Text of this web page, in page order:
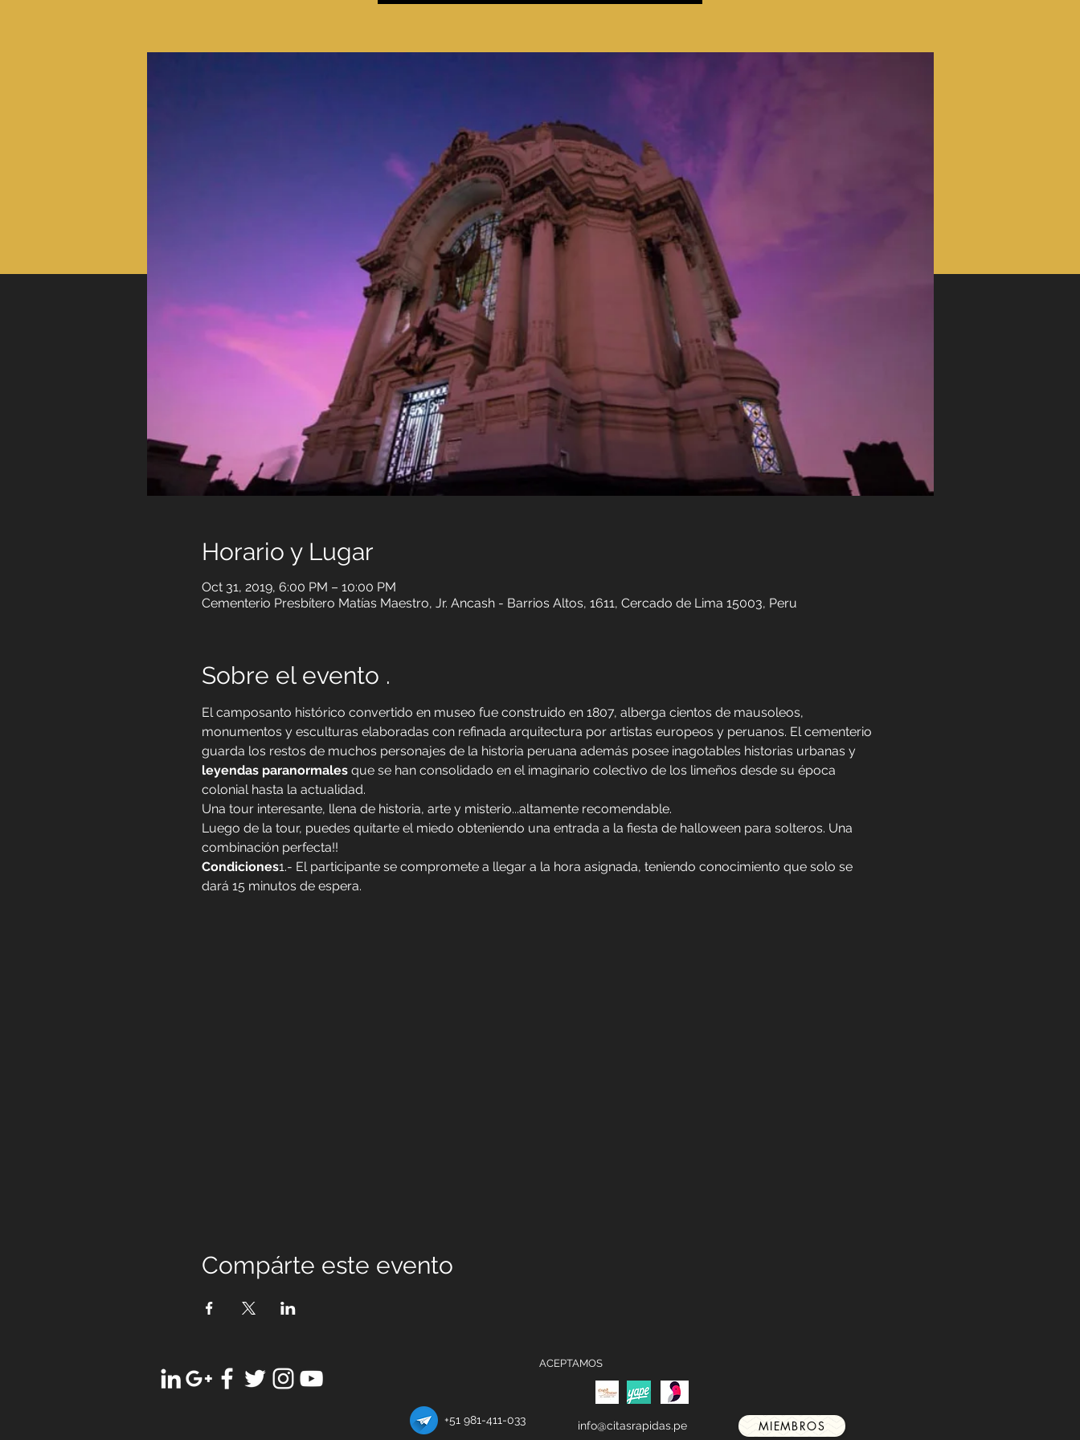
Horario y Lugar
Oct 31, 2019, 6:00 PM – 10:00 PM
Cementerio Presbítero Matías Maestro, Jr. Ancash - Barrios Altos, 1611, Cercado de Lima 15003, Peru
Sobre el evento .
El camposanto histórico convertido en museo fue construido en 1807, alberga cientos de mausoleos,
monumentos y esculturas elaboradas con refinada arquitectura por artistas europeos y peruanos. El cementerio
guarda los restos de muchos personajes de la historia peruana además posee inagotables historias urbanas y
leyendas paranormales que se han consolidado en el imaginario colectivo de los limeños desde su época
colonial hasta la actualidad.
Una tour interesante, llena de historia, arte y misterio...altamente recomendable.
Luego de la tour, puedes quitarte el miedo obteniendo una entrada a la fiesta de halloween para solteros. Una
combinación perfecta!!
Condiciones1.- El participante se compromete a llegar a la hora asignada, teniendo conocimiento que solo se
Compárte este evento
ACEPTAMOS
info@citasrapidas.pe
+51 981-411-033 MIEMBROS